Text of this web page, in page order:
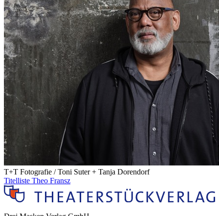
T+T Fotografie / Toni Suter + Tanja Dorendorf
Titelliste Theo Fransz